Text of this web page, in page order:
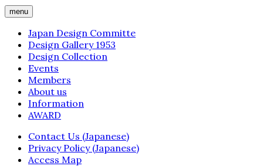
menu
Japan Design Committe
Design Gallery 1953
Design Collection
Events
Members
About us
Information
AWARD
Contact Us (Japanese)
Privacy Policy (Japanese)
Access Map